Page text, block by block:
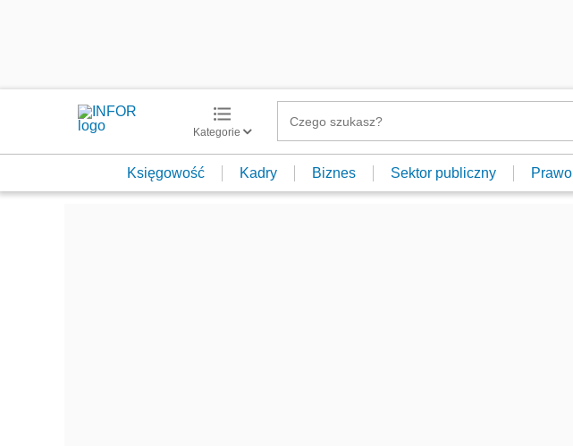
Kategorie
Księgowość Kadry Biznes Sektor publiczny Prawo